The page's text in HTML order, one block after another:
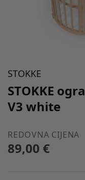
STOKKE
STOKKE
V3 white
REDOVNA CIJENA
89,00 €